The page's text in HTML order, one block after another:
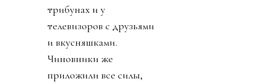
трибунах и у
телевизоров с друзьями
и вкусняшками.
Чиновники же
приложили все силы,